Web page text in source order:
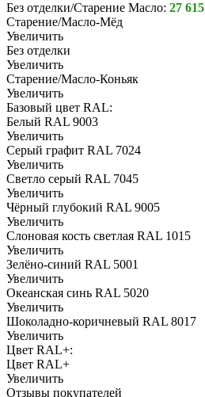
Без отделки/Старение Масло: 27 615
Старение/Масло-Мёд
Увеличить
Без отделки
Увеличить
Старение/Масло-Коньяк
Увеличить
Базовый цвет RAL:
Белый RAL 9003
Увеличить
Серый графит RAL 7024
Увеличить
Светло серый RAL 7045
Увеличить
Чёрный глубокий RAL 9005
Увеличить
Слоновая кость светлая RAL 1015
Увеличить
Зелёно-синий RAL 5001
Увеличить
Океанская синь RAL 5020
Увеличить
Шоколадно-коричневый RAL 8017
Увеличить
Цвет RAL+:
Цвет RAL+
Увеличить
Отзывы покупателей